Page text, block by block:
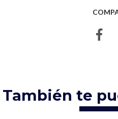
También te